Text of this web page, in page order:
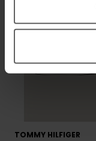
TOMMY HILFIGER